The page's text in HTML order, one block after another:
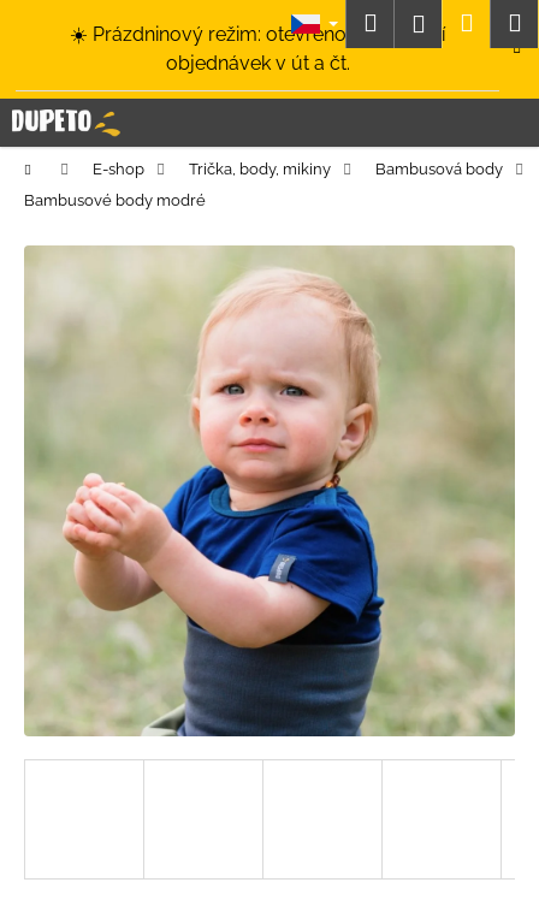
☀️ Prázdninový režim: otevřeno a odesílání
objednávek v út a čt.
HledatPřihlášení
Domů E-shop Trička, body, mikiny
Bambusová body
Bambusové body modré
í
k C
o
p
t
b
e
t
t
?